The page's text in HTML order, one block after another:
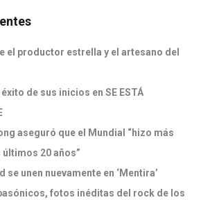
el productor estrella y el artesano del
de sus inicios en SE ESTÁ
aseguró que el Mundial “hizo más
últimos 20 años”
se unen nuevamente en ‘Mentira’
fotos inéditas del rock de los